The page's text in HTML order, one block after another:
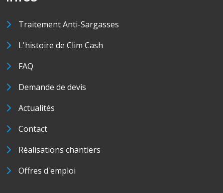
Traitement Anti-Sargasses
L'histoire de Clim Cash
FAQ
Demande de devis
Actualités
Contact
Réalisations chantiers
Offres d'emploi